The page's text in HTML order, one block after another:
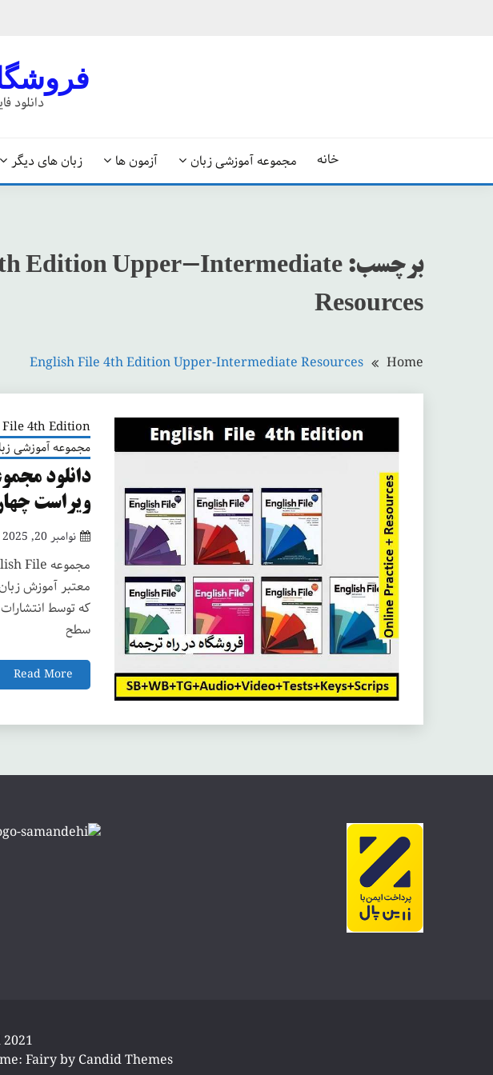
دانلود
خانه مجموعه آموزشی زبان آزمون ها زبان های دیگر
برچسب: Edition Upper-Intermediate
Resources
Home
English File 4th Edition Upper-Intermediate Resources
4th Edition
مجموعه آموزشی
ویراست
نوامبر 20, 2025
معتبر آموزش
سطح
Read More
Fairy byCandid Themes